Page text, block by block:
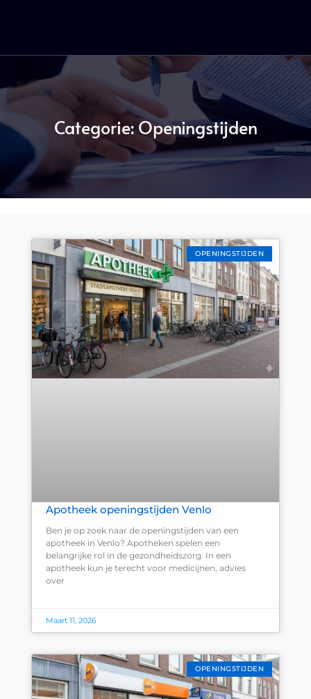
Categorie: Openingstijden
OPENINGSTIJDEN
Apotheek openingstijden Venlo
Ben je op zoek naar de openingstijden van een
apotheek in Venlo? Apotheken spelen een
belangrijke rol in de gezondheidszorg. In een
apotheek kun je terecht voor medicijnen, advies
over
Maart 11, 2026
OPENINGSTIJDEN